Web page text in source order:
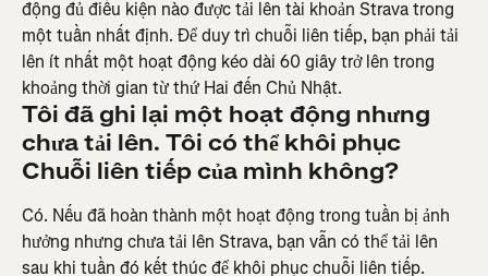
động đủ điều kiện nào được tải lên tài khoản Strava trong
một tuần nhất định. Để duy trì chuỗi liên tiếp, bạn phải tải
lên ít nhất một hoạt động kéo dài 60 giây trở lên trong
khoảng thời gian từ thứ Hai đến Chủ Nhật.
Tôi đã ghi lại một hoạt động nhưng
chưa tải lên. Tôi có thể khôi phục
Chuỗi liên tiếp của mình không?
Có. Nếu đã hoàn thành một hoạt động trong tuần bị ảnh
hưởng nhưng chưa tải lên Strava, bạn vẫn có thể tải lên
sau khi tuần đó kết thúc để khôi phục chuỗi liên tiếp.